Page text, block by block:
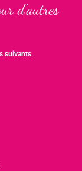
d’autres
suivants :